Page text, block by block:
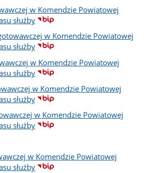
w Komendzie Powiatowej
służby
w Komendzie Powiatowej
służby
w Komendzie Powiatowej
służby
w Komendzie Powiatowej
służby
w Komendzie Powiatowej
służby
w Komendzie Powiatowej
służby